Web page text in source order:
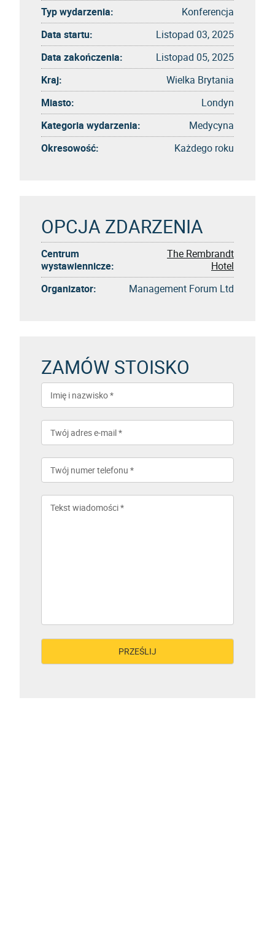
Typ wydarzenia:
Konferencja
Data startu:
Listopad 03, 2025
Data zakończenia:
Listopad 05, 2025
Kraj:
Wielka Brytania
Miasto:
Londyn
Kategoria wydarzenia:
Medycyna
Okresowość:
Każdego roku
OPCJA ZDARZENIA
Centrum
wystawiennicze:
The Rembrandt
Hotel
Organizator:
Management Forum Ltd
ZAMÓW STOISKO